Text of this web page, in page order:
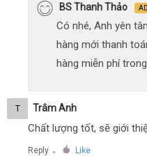
BS Thanh Thảo
Có nhé, Anh yên
hàng mới thanh
hàng miễn phí
T Trâm Anh
Chất lượng tốt, sẽ giới
Reply ● Like